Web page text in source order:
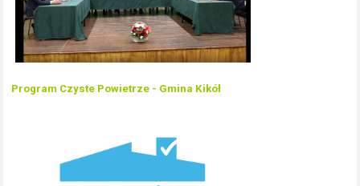
Program Czyste Powietrze - Gmina Kikół